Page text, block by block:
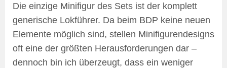
Die einzige Minifigur des Sets ist der komplett
generische Lokführer. Da beim BDP keine neuen
Elemente möglich sind, stellen Minifigurendesigns
oft eine der größten Herausforderungen dar –
dennoch bin ich überzeugt, dass ein weniger